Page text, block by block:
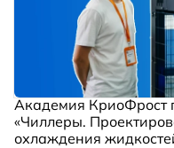
Академия КриоФрост
«Чиллеры.
охлаждения